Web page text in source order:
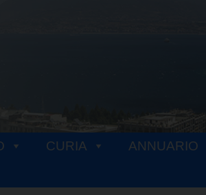
CURIA
ANNUARIO